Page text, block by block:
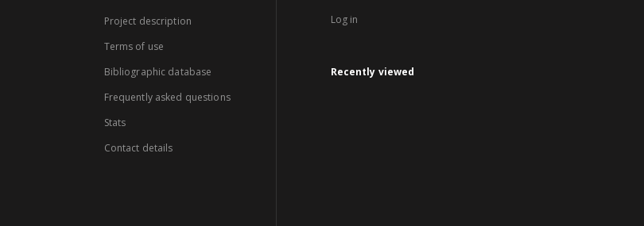
Project description
Terms of use
Bibliographic database
Frequently asked questions
Stats
Contact details
Log in
Recently viewed